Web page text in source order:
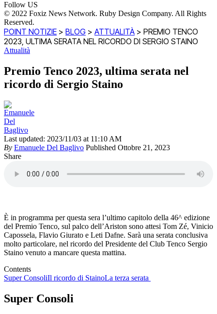
Follow US
© 2022 Foxiz News Network. Ruby Design Company. All Rights
Reserved.
POINT NOTIZIE > BLOG > ATTUALITÀ > PREMIO TENCO
2023, ULTIMA SERATA NEL RICORDO DI SERGIO STAINO
Attualità
Premio Tenco 2023, ultima serata nel
ricordo di Sergio Staino
Last updated: 2023/11/03 at 11:10 AM
By Emanuele Del Baglivo Published Ottobre 21, 2023
Share
È in programma per questa sera l’ultimo capitolo della 46^ edizione
del Premio Tenco, sul palco dell’Ariston sono attesi Tom Zé, Vinicio
Capossela, Flavio Giurato e Leti Dafne. Sarà una serata conclusiva
molto particolare, nel ricordo del Presidente del Club Tenco Sergio
Staino venuto a mancare questa mattina.
Contents
Super ConsoliIl ricordo di StainoLa terza serata
Super Consoli